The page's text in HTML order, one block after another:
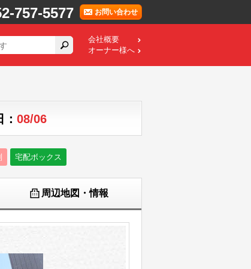
757-5577 お問い合わせ
会社概要
オーナー様へ
08/06
宅配ボックス
周辺地図・情報